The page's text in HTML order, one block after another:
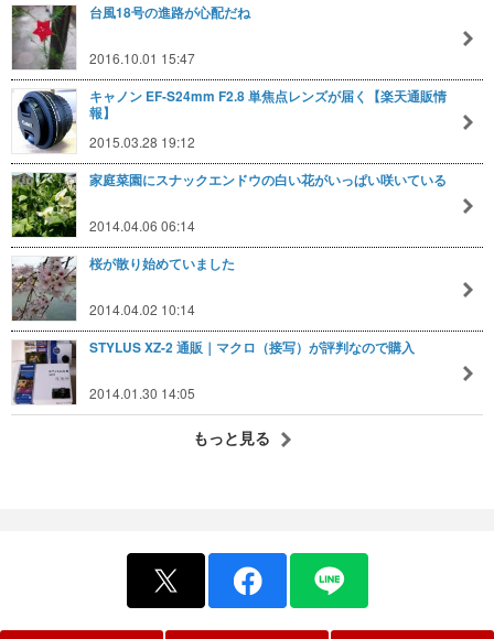
台風18号の進路が心配だね
2016.10.01 15:47
キャノン EF-S24mm F2.8 単焦点レンズが届く【楽天通販情
報】
2015.03.28 19:12
家庭菜園にスナックエンドウの白い花がいっぱい咲いている
2014.04.06 06:14
桜が散り始めていました
2014.04.02 10:14
STYLUS XZ-2 通販｜マクロ（接写）が評判なので購入
2014.01.30 14:05
もっと見る